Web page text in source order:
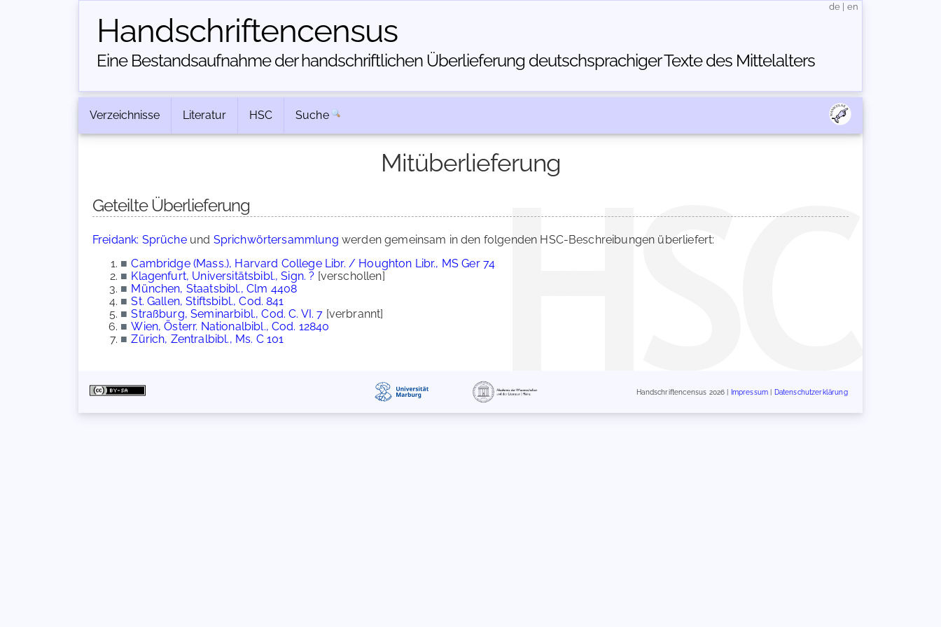
Handschriften­census
Eine Bestandsaufnahme der handschriftlichen Über­lieferung deutschsprachiger Texte des Mittelalters
de en
Verzeichnisse Literatur HSC Suche
Mitüberlieferung
Geteilte Überlieferung
Freidank: Sprücheund Sprichwörtersammlung werden gemeinsam in den folgenden HSC-Beschreibungen überliefert:
■ Cambridge (Mass.), Harvard College Libr. / Houghton Libr., MS Ger 74
■ Klagenfurt, Universitätsbibl., Sign. ? [verschollen]
■ München, Staatsbibl., Clm 4408
■ St. Gallen, Stiftsbibl., Cod. 841
■ Straßburg, Seminarbibl., Cod. C. VI. 7 [verbrannt]
■ Wien, Österr. Nationalbibl., Cod. 12840
■ Zürich, Zentralbibl., Ms. C 101
Handschriftencensus 2026 | Impressum Datenschutzerklärung